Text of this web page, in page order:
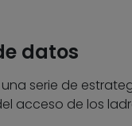
datos
serie de
acceso de los